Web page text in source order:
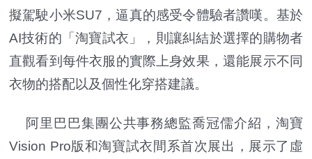
擬駕駛小米SU7，逼真的感受令體驗者讚嘆。基於
AI技術的「淘寶試衣」，則讓糾結於選擇的購物者
直觀看到每件衣服的實際上身效果，還能展示不同
衣物的搭配以及個性化穿搭建議。
阿里巴巴集團公共事務總監喬冠儒介紹，淘寶
Vision Pro版和淘寶試衣間系首次展出，展示了虛